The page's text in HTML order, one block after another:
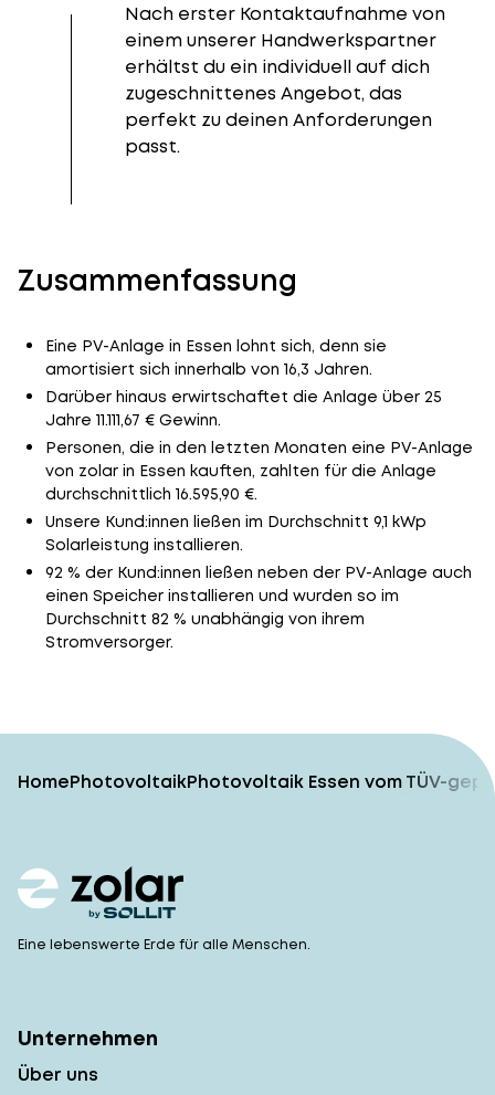
Nach erster Kontaktaufnahme von
einem unserer Handwerkspartner
erhältst du ein individuell auf dich
zugeschnittenes Angebot, das
perfekt zu deinen Anforderungen
passt.
Zusammenfassung
Eine PV-Anlage in Essen lohnt sich, denn sie
amortisiert sich innerhalb von 16,3 Jahren.
Darüber hinaus erwirtschaftet die Anlage über 25
Jahre 11.111,67 € Gewinn.
Personen, die in den letzten Monaten eine PV-Anlage
von zolar in Essen kauften, zahlten für die Anlage
durchschnittlich 16.595,90 €.
Unsere Kund:innen ließen im Durchschnitt 9,1 kWp
Solarleistung installieren.
92 % der Kund:innen ließen neben der PV-Anlage auch
einen Speicher installieren und wurden so im
Durchschnitt 82 % unabhängig von ihrem
Stromversorger.
HomePhotovoltaikPhotovoltaik Essen vom TÜV-
Eine lebenswerte Erde für alle Menschen.
Unternehmen
Über uns